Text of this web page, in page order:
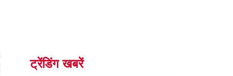
ट्रेंडिंग खबरें